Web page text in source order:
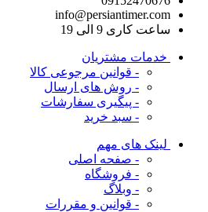
info@persiantimer.com
ساعت کاری 9 الی 19
خدمات مشتریان
- قوانین مرجوعی کالا
- روش های ارسال
- پیگیری سفارشات
- سبد خرید
لینک های مهم
- صفحه اصلی
- فروشگاه
- وبلاگ
- قوانین و مقررات